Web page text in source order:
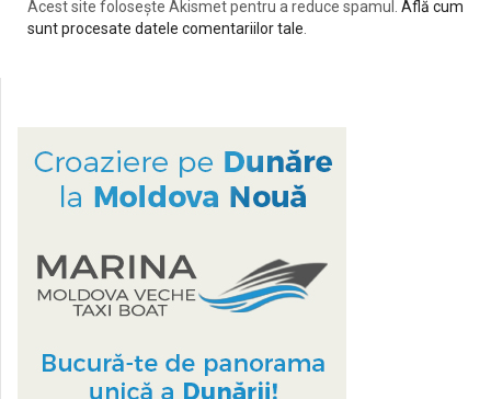
Acest site folosește Akismet pentru a reduce spamul. Află cum
sunt procesate datele comentariilor tale